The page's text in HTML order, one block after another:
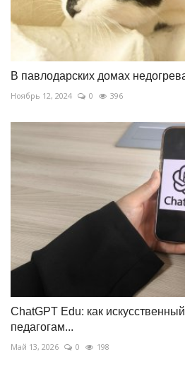
В павлодарских домах
Ноябрь 12, 2024 0 396
ChatGPT Edu: как
педагогам...
Май 13, 2026 0 198